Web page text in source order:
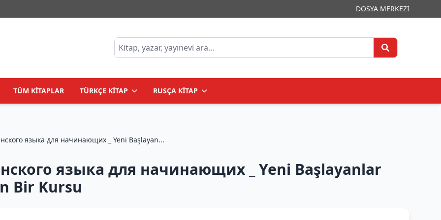
DOSYA MERKEZİ
TÜM KİTAPLAR TÜRKÇE KİTAP RUSÇA KİTAP
Интенсивный курс испанского языка для начинающих _ Yeni Başlayan...
языка для начинающих _ Yeni Başlayanlar
Bir Kursu